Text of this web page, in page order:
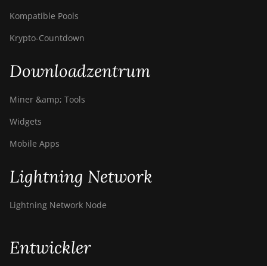
Kompatible Pools
Krypto-Countdown
Downloadzentrum
Miner &amp; Tools
Widgets
Mobile Apps
Lightning Network
Lightning Network Node
Entwickler